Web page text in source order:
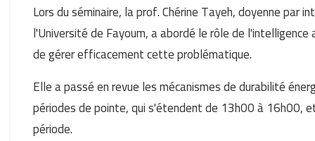
Lors du séminaire, la prof. Chérine Tayeh, doyenne
l'Université de Fayoum, a abordé le rôle de
de gérer efficacement cette problématique.
Elle a passé en revue les mécanismes de durabilité
périodes de pointe, qui s'étendent de 13h00 à 16h00,
période.